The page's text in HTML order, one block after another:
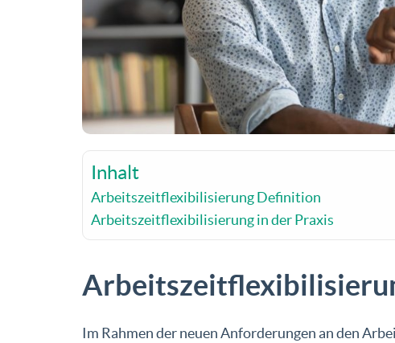
Inhalt
Arbeitszeitflexibilisierung Definition
Arbeitszeitflexibilisierung in der Praxis
Im Rahmen der neuen Anforderungen an den